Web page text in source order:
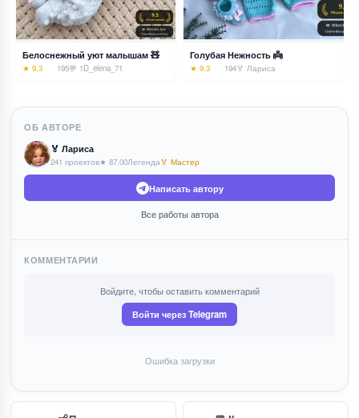
Белоснежный уют малышам 🧸
★ 9.3 195💬 1D_elena_71
Голубая Нежность 👼
★ 9.3 194🏅 Лариса
ОБ АВТОРЕ
🏅 Лариса
241 проектов★ 87.00Легенда🏅 Мастер
Написать автору
Все работы автора
КОММЕНТАРИИ
Войдите, чтобы оставить комментарий
Войти через Telegram
Ошибка загрузки